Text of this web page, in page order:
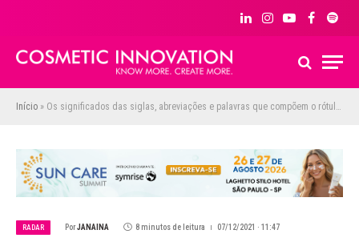
LinkedInInstagram
YouTubeFacebook
Início » Os significados das siglas, abreviações e palavras que compõem o rótulo de um protetor solar
RADAR PorJANAINA 8 minutos de leitura 07/12/2021 · 11:47